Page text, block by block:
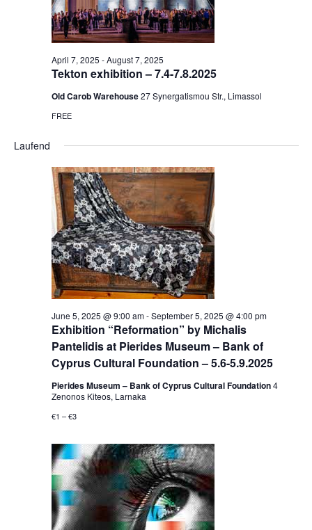
Tekton exhibition – 7.4-7.8.2025
April 7, 2025 -August 7, 2025
Old Carob Warehouse27 Synergatismou Str., Limassol
FREE
Laufend
Exhibition “Reformation” by Michalis
Pantelidis at Pierides Museum – Bank of
Cyprus Cultural Foundation – 5.6-5.9.2025
June 5, 2025 @ 9:00 am-September 5, 2025 @ 4:00 pm
Pierides Museum – Bank of Cyprus Cultural Foundation4
Zenonos Kiteos, Larnaka
€1 – €3